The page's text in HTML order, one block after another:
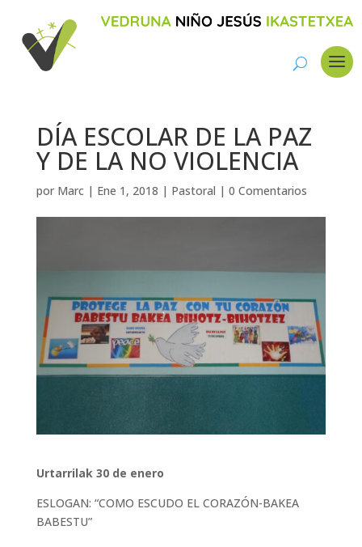
DÍA ESCOLAR DE LA PAZ
Y DE LA NO VIOLENCIA
por Marc| Ene 1, 2018 | Pastoral | 0 Comentarios
Urtarrilak 30 de enero
ESLOGAN: “COMO ESCUDO EL CORAZÓN-BAKEA
BABESTU”